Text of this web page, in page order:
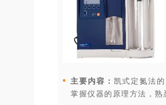
主要内容： 凯式定氮法
掌握仪器的原理方法，熟